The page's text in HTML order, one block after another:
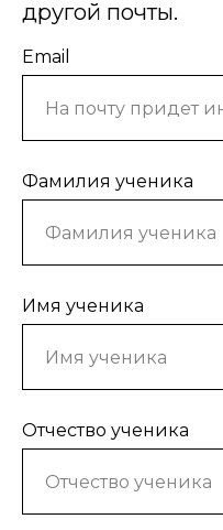
другой почты.
Email
Фамилия ученика
Имя ученика
Отчество ученика